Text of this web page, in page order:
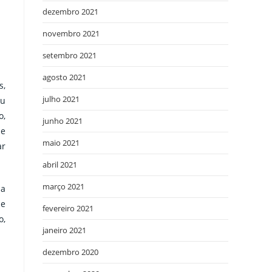
dezembro 2021
novembro 2021
setembro 2021
agosto 2021
julho 2021
junho 2021
maio 2021
abril 2021
março 2021
fevereiro 2021
janeiro 2021
dezembro 2020